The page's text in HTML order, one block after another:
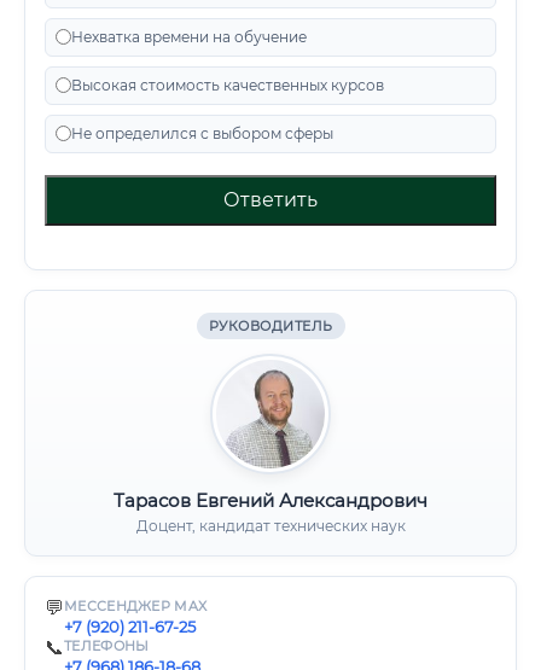
Нехватка времени на обучение
Высокая стоимость качественных курсов
Не определился с выбором сферы
Ответить
РУКОВОДИТЕЛЬ
Тарасов Евгений Александрович
Доцент, кандидат технических наук
💬 МЕССЕНДЖЕР MAX
+7 (920) 211-67-25
📞ТЕЛЕФОНЫ